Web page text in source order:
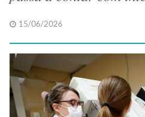
15/06/2026